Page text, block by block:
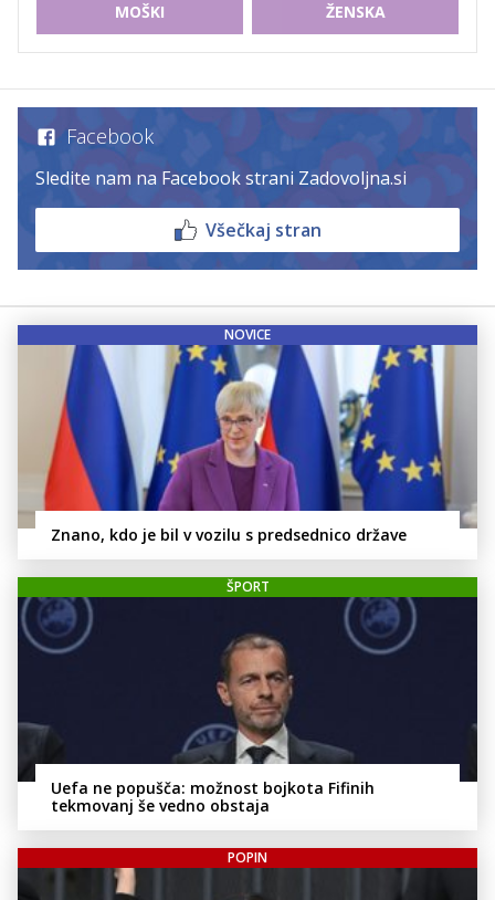
MOŠKI ŽENSKA
Facebook
Sledite nam na Facebook strani Zadovoljna.si
Všečkaj stran
NOVICE
Znano, kdo je bil v vozilu s predsednico države
ŠPORT
Uefa ne popušča: možnost bojkota Fifinih
tekmovanj še vedno obstaja
POPIN